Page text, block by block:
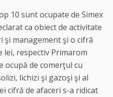
10 sunt ocupate de Simex
ca obiect de activitate
management şi o cifră
lei, respectiv Primarom
ocupă de comerţul cu
lichizi şi gazoşi şi al
cifră de afaceri s-a ridicat